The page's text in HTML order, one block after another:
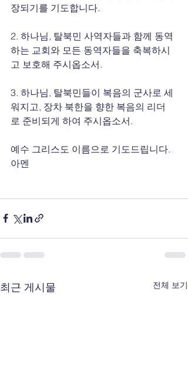
장되기를 기도합니다.
2. 하나님, 탈북민 사역자들과 함께 동역
하는 교회와 모든 동역자들을 축복하시
고 보호해 주시옵소서.
3. 하나님, 탈북민들이 복음의 군사로 세
워지고, 장차 북한을 향한 복음의 리더
로 준비되게 하여 주시옵소서.
예수 그리스도 이름으로 기도드립니다.
아멘
최근 게시물 전체 보기